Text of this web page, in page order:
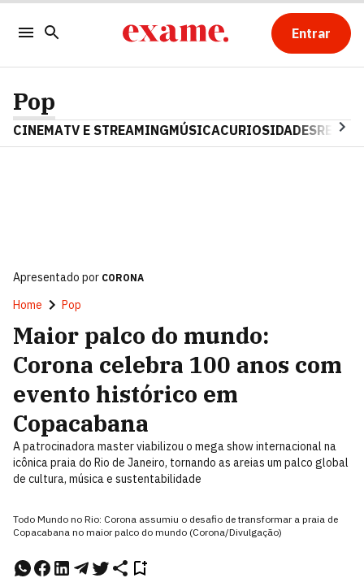
Entrar
Pop
CINEMATV E STREAMINGMÚSICACURIOSIDADES
Apresentado por CORONA
Home Pop
Maior palco do mundo:
Corona celebra 100 anos com
evento histórico em
Copacabana
A patrocinadora master viabilizou o mega show internacional na
icônica praia do Rio de Janeiro, tornando as areias um palco global
de cultura, música e sustentabilidade
Todo Mundo no Rio: Corona assumiu o desafio de transformar a praia de
Copacabana no maior palco do mundo (Corona/Divulgação)